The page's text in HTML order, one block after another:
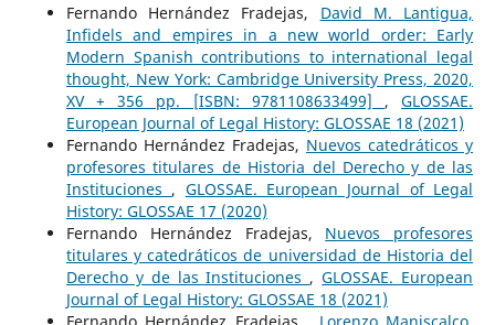
Fernando Hernández Fradejas, David M. Lantigua,
Infidels and empires in a new world order: Early
Modern Spanish contributions to international legal
thought, New York: Cambridge University Press, 2020,
XV + 356 pp. [ISBN: 9781108633499] ,GLOSSAE.
European Journal of Legal History: GLOSSAE 18 (2021)
Fernando Hernández Fradejas, Nuevos catedráticos y
profesores titulares de Historia del Derecho y de las
Instituciones , GLOSSAE. European Journal of Legal
History: GLOSSAE 17 (2020)
Fernando Hernández Fradejas, Nuevos profesores
titulares y catedráticos de universidad de Historia del
Derecho y de las Instituciones ,GLOSSAE. European
Journal of Legal History: GLOSSAE 18 (2021)